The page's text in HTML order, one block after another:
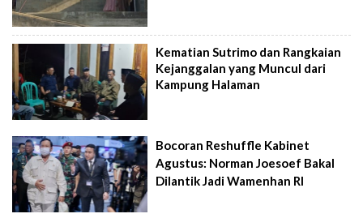
Kematian Sutrimo dan Rangkaian
Kejanggalan yang Muncul dari
Kampung Halaman
Bocoran Reshuffle Kabinet
Agustus: Norman Joesoef Bakal
Dilantik Jadi Wamenhan RI